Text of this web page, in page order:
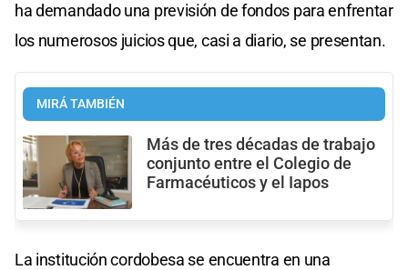
ha demandado una previsión de fondos para enfrentar
los numerosos juicios que, casi a diario, se presentan.
MIRÁ TAMBIÉN
Más de tres décadas de trabajo
conjunto entre el Colegio de
Farmacéuticos y el Iapos
La institución cordobesa se encuentra en una